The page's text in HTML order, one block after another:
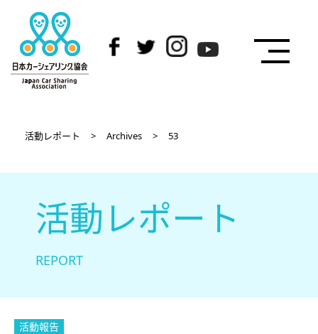
活動レポート > Archives > 53
活動レポート
REPORT
活動報告